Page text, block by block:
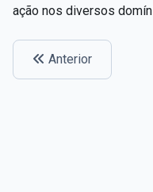
ação nos diversos
Anterior